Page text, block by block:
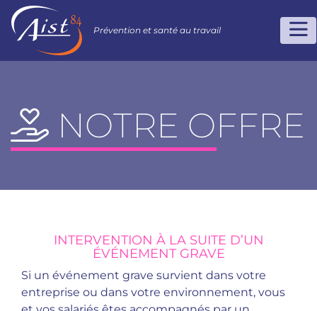
Prévention et santé au travail
NOTRE OFFRE
INTERVENTION À LA SUITE D’UN
ÉVÉNEMENT GRAVE
Si un événement grave survient dans votre
entreprise ou dans votre environnement, vous